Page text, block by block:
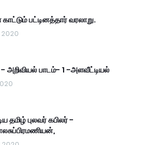
பட்டினத்தார் வரலாறு.
- அறிவியல் பாடம்- 1 -அளவீட்டியல்
தமிழ் புலவர் கபிலர் -